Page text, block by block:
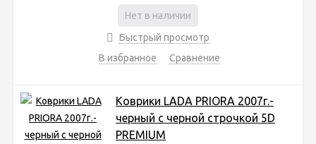
Нет в наличии
Быстрый просмотр
В избранное
Сравнение
Коврики LADA PRIORA 2007г.-
черный с черной строчкой 5D
PREMIUM